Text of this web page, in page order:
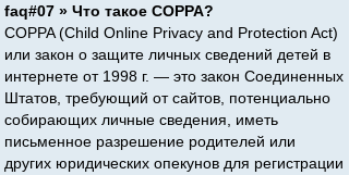
faq#07 » Что такое COPPA?
COPPA (Child Online Privacy and Protection Act)
или закон о защите личных сведений детей в
интернете от 1998 г. — это закон Соединенных
Штатов, требующий от сайтов, потенциально
собирающих личные сведения, иметь
письменное разрешение родителей или
других юридических опекунов для регистрации